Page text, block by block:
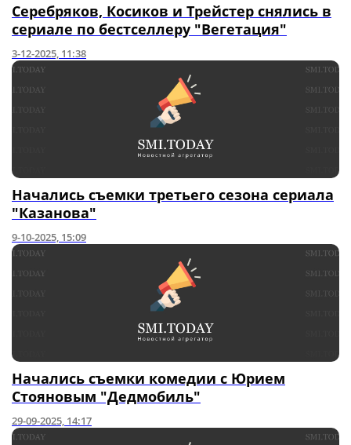
Серебряков, Косиков и Трейстер снялись в
сериале по бестселлеру "Вегетация"
3-12-2025, 11:38
Начались съемки третьего сезона сериала
"Казанова"
9-10-2025, 15:09
Начались съемки комедии с Юрием
Стояновым "Дедмобиль"
29-09-2025, 14:17